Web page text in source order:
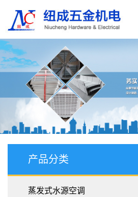
产品分类
蒸发式水源空调